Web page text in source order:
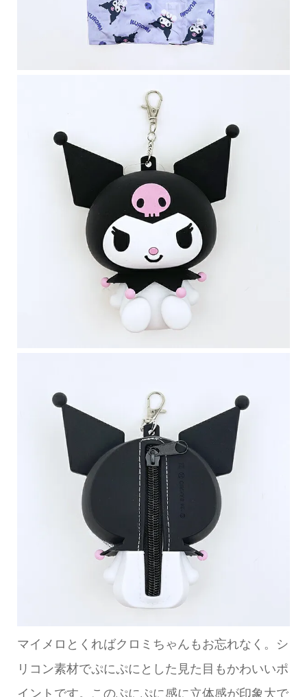
マイメロとくればクロミちゃんもお忘れなく。シ
リコン素材でぷにぷにとした見た目もかわいいポ
イントです。このぷにぷに感に立体感が印象大で